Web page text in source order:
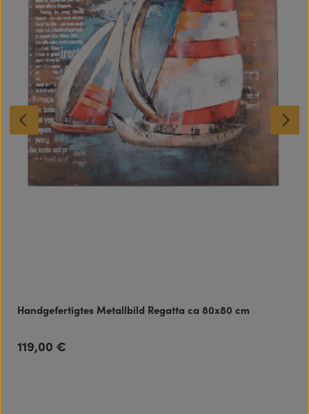
Handgefertigtes Metallbild Regatta ca 80x80 cm
Regulärer Preis:
119,00 €